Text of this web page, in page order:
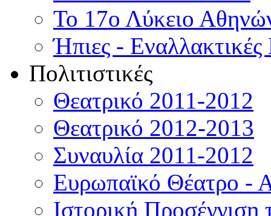
Το 17ο Λύκειο
Ήπιες -
Πολιτιστικές
Θεατρικό 2011-2012
Θεατρικό 2012-2013
Συναυλία 2011-2012
Ευρωπαϊκό Θέατρο -
Ιστορική